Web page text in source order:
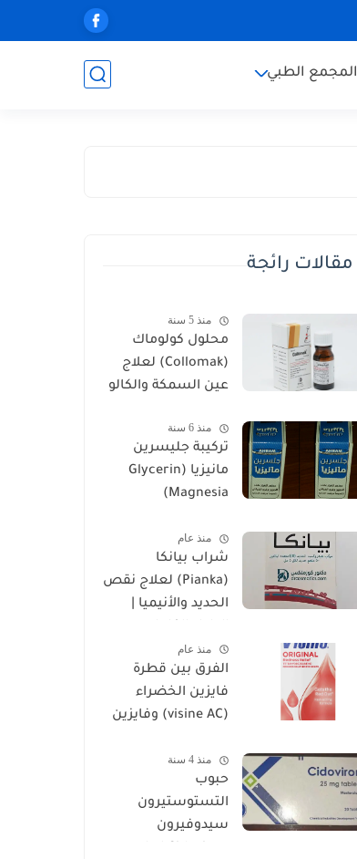
المجمع الطبي
مقالات رائجة
منذ 5 سنة
محلول كولوماك
(Collomak) لعلاج
عين السمكة والكالو
منذ 6 سنة
تركيبة جليسرين
مانيزيا (Glycerin
Magnesia)
منذ عام
شراب بيانكا
(Pianka) لعلاج نقص
الحديد والأنيميا |
منذ عام
الفرق بين قطرة
فايزين الخضراء
(visine AC) وفايزين
original)
منذ 4 سنة
حبوب
التستوستيرون
سيدوفيرون